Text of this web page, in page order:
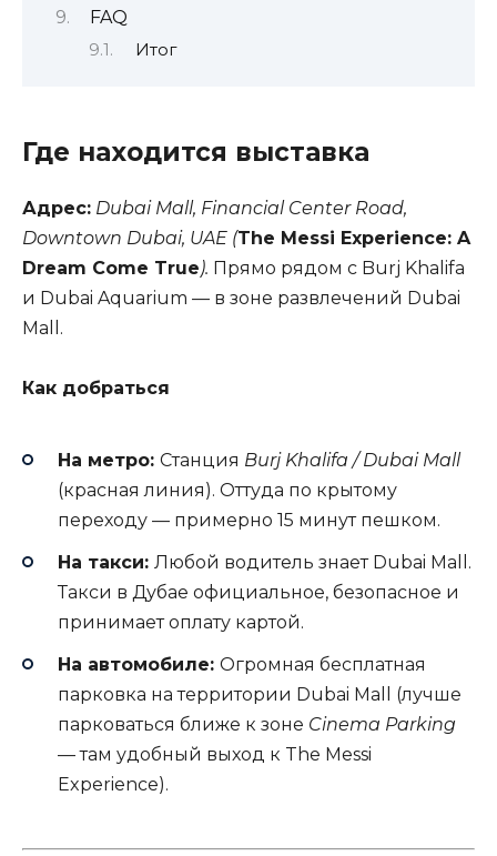
FAQ
Итог
Где находится выставка
Адрес: Dubai Mall, Financial Center Road,
Downtown Dubai, UAE (The Messi Experience: A
Dream Come True). Прямо рядом с Burj Khalifa
и Dubai Aquarium — в зоне развлечений Dubai
Mall.
Как добраться
На метро: Станция Burj Khalifa / Dubai Mall
(красная линия). Оттуда по крытому
переходу — примерно 15 минут пешком.
На такси: Любой водитель знает Dubai Mall.
Такси в Дубае официальное, безопасное и
принимает оплату картой.
На автомобиле: Огромная бесплатная
парковка на территории Dubai Mall (лучше
парковаться ближе к зоне Cinema Parking
— там удобный выход к The Messi
Experience).